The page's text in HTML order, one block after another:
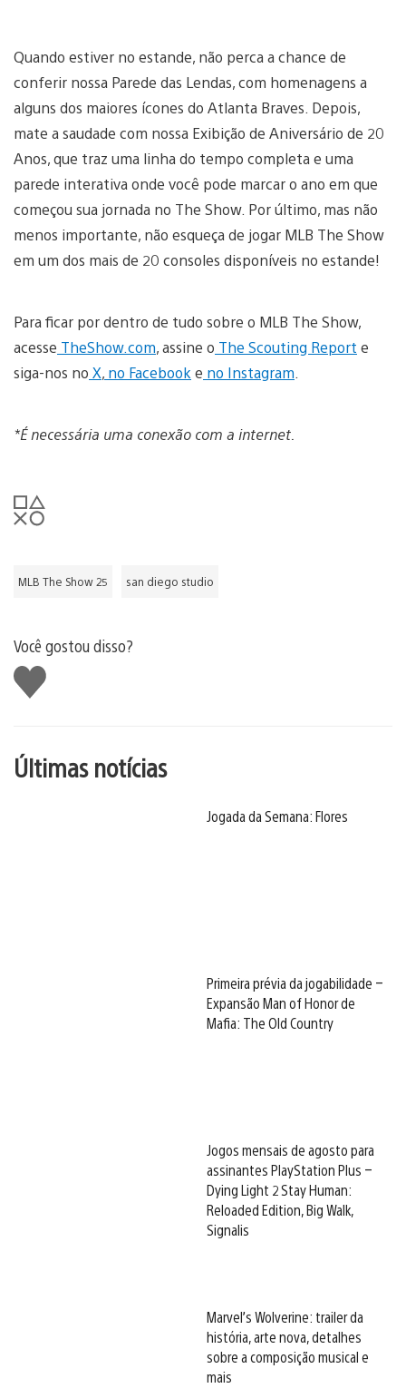
Quando estiver no estande, não perca a chance de
conferir nossa Parede das Lendas, com homenagens a
alguns dos maiores ícones do Atlanta Braves. Depois,
mate a saudade com nossa Exibição de Aniversário de 20
Anos, que traz uma linha do tempo completa e uma
parede interativa onde você pode marcar o ano em que
começou sua jornada no The Show. Por último, mas não
menos importante, não esqueça de jogar MLB The Show
em um dos mais de 20 consoles disponíveis no estande!
Para ficar por dentro de tudo sobre o MLB The Show,
acesse TheShow.com, assine o The Scouting Report e
siga-nos no X, no Facebooke no Instagram.
*É necessária uma conexão com a internet.
MLB The Show 25 san diego studio
Você gostou disso?
Curtir
Últimas notícias
Jogada da Semana: Flores
Primeira prévia da jogabilidade –
Expansão Man of Honor de
Mafia: The Old Country
Jogos mensais de agosto para
assinantes PlayStation Plus –
Dying Light 2 Stay Human:
Reloaded Edition, Big Walk,
Signalis
Marvel’s Wolverine: trailer da
história, arte nova, detalhes
sobre a composição musical e
mais